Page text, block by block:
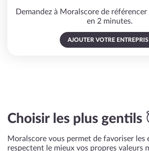
Demandez à Moralscore de
en 2 minutes.
AJOUTER VOTRE
Choisir les plus gentils
Moralscore vous permet de favoriser les
respectent le mieux vos propres valeurs